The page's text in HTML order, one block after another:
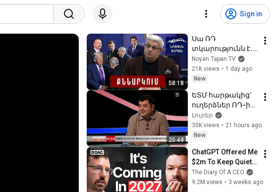
Sign in
58:18
Սա ՌԴ
տկարությունն է․
TRIPP չի լինի, բայց
գրանտ կարելի է
դուրս գրել․
ամփոփում Կ․
Սարգսյանի հետ
Noyan Tapan TV
21K views • 1 day ago
New
25:49
ԵՏՄ հարթակից՝
ուղերձներ ՌԴ-ին․
ի՞նչ հարցեր
բարձրացրեց
վարչապետը
Լուրեր
30K views • 21 hours ago
New
ChatGPT Offered Me
$2m To Keep Quiet:
No One Is Ready For
What's Coming!
The Diary Of A CEO
9.2M views • 3 weeks ago